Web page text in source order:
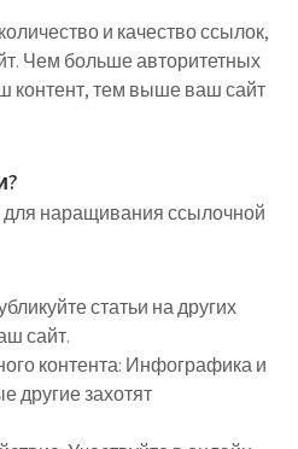
и качество ссылок,
Чем больше авторитетных
контент, тем выше ваш сайт
для наращивания ссылочной
статьи на других
сайт.
контента: Инфографика и
другие захотят